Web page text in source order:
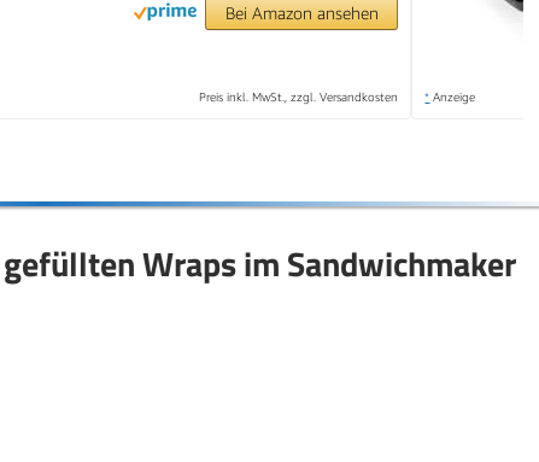
Bei Amazon ansehen
Preis inkl. MwSt., zzgl. Versandkosten * Anzeige
Wraps im Sandwichmaker